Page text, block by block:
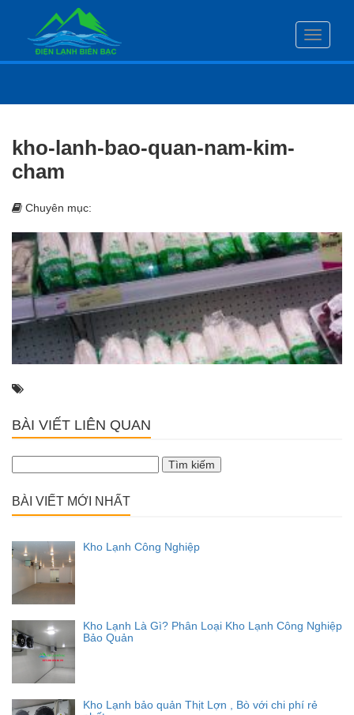
Toggle
kho-lanh-bao-quan-nam-kim-
cham
Chuyên mục:
BÀI VIẾT LIÊN QUAN
kiếm
BÀI VIẾT MỚI NHẤT
Kho Lạnh Công Nghiệp
Kho Lạnh Là Gì? Phân Loại Kho Lạnh Công Nghiệp
Bảo Quản
Kho Lạnh bảo quản Thịt Lợn , Bò với chi phí rẻ